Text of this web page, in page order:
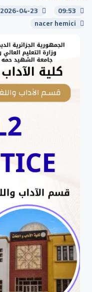
09:53
2026-04-23
nacer hemici